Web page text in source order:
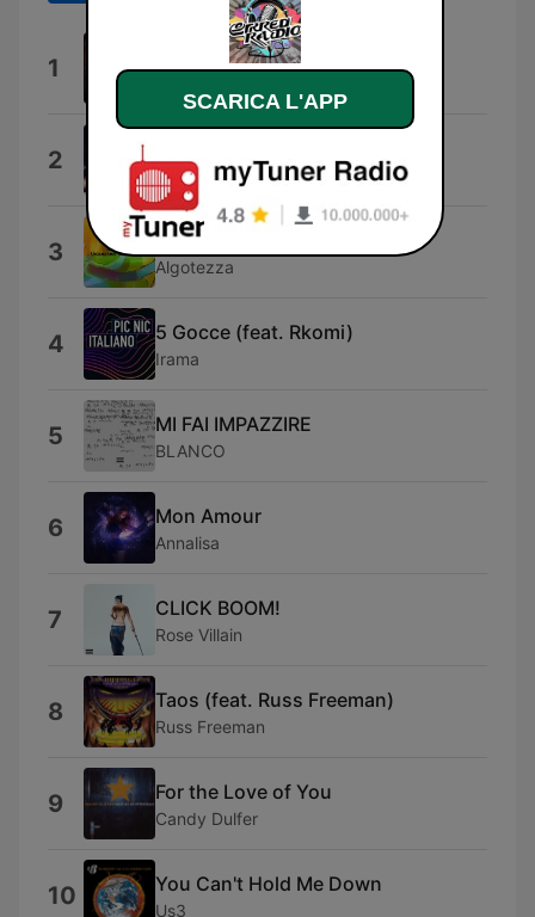
1 Tutta Un'altra Musica
2 Giulia Zetti
3 Chilling Me Softly
Algotezza
4 5 Gocce (feat. Rkomi)
Irama
5 MI FAI IMPAZZIRE
BLANCO
6 Mon Amour
Annalisa
7 CLICK BOOM!
Rose Villain
8 Taos (feat. Russ Freeman)
Russ Freeman
9 For the Love of You
Candy Dulfer
10 You Can't Hold Me Down
Us3
SCARICA L'APP